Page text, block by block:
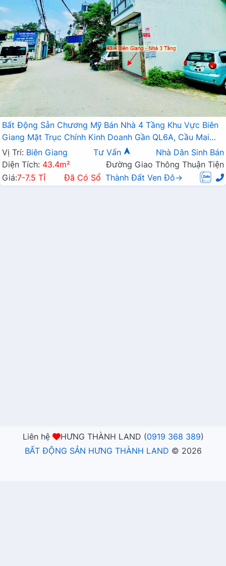
Bất Động Sản Chương Mỹ Bán Nhà 4 Tầng Khu Vực Biên
Giang Mặt Trục Chính Kinh Doanh Gần QL6A, Cầu Mai
Lĩnh Đang Mở Rộng
Vị Trí: Biên Giang Tư Vấn
Nhà Dân Sinh Bán
Diện Tích: 43.4m²
Đường Giao Thông Thuận Tiện
Giá:7-7.5 Tỉ Đã Có Sổ Thành Đất Ven Đô→
Liên hệ HƯNG THÀNH LAND (0919 368 389)
BẤT ĐỘNG SẢN HƯNG THÀNH LAND © 2026